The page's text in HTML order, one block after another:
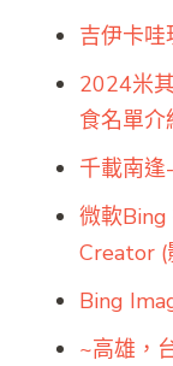
吉伊卡哇
2024米
食名單介
千載南
微軟
Creator (
Bing
~高雄，